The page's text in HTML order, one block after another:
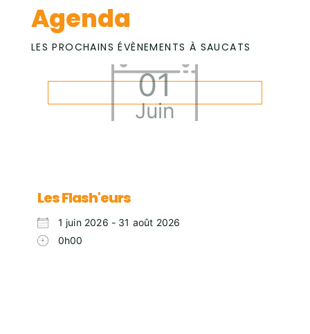
Agenda
LES PROCHAINS ÉVÈNEMENTS À SAUCATS
01
Juin
Les Flash'eurs
1 juin 2026 - 31 août 2026
0h00